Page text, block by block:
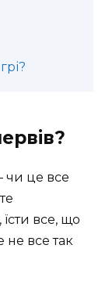
чи це все
все, що
не все так